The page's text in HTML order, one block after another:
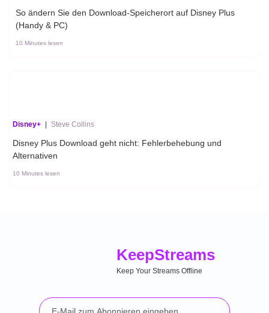
So ändern Sie den Download-Speicherort auf Disney Plus
(Handy & PC)
10 Minutes lesen
Disney+ | Steve Collins
Disney Plus Download geht nicht: Fehlerbehebung und
Alternativen
10 Minutes lesen
KeepStreams
Keep Your Streams Offline